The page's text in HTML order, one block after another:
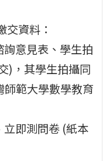
交資料：
意見表、學生拍
)，其學生拍攝同
範大學數學教育
即測問卷 (紙本